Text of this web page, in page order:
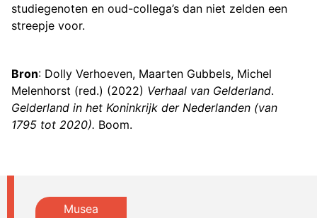
studiegenoten en oud-collega’s dan niet zelden een
streepje voor.
Bron: Dolly Verhoeven, Maarten Gubbels, Michel
Melenhorst (red.) (2022) Verhaal van Gelderland.
Gelderland in het Koninkrijk der Nederlanden (van
1795 tot 2020). Boom.